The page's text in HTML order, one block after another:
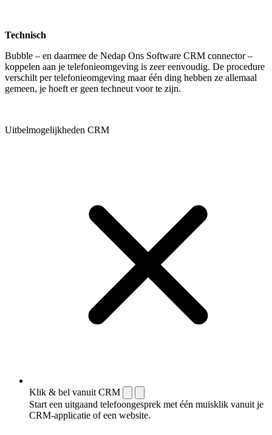
Technisch
Bubble – en daarmee de Nedap Ons Software CRM connector –
koppelen aan je telefonieomgeving is zeer eenvoudig. De procedure
verschilt per telefonieomgeving maar één ding hebben ze allemaal
gemeen, je hoeft er geen techneut voor te zijn.
Uitbelmogelijkheden CRM
Klik & bel vanuit CRM
Start een uitgaand telefoongesprek met één muisklik vanuit je
CRM-applicatie of een website.